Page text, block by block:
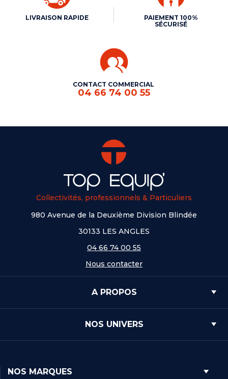
LIVRAISON RAPIDE
PAIEMENT 100%
SÉCURISÉ
CONTACT COMMERCIAL
04 66 74 00 55
Collectivités, professionnels & Particuliers
980 Avenue de la Deuxième Division Blindée
30133 LES ANGLES
04 66 74 00 55
Nous contacter
A PROPOS
NOS UNIVERS
NOS MARQUES